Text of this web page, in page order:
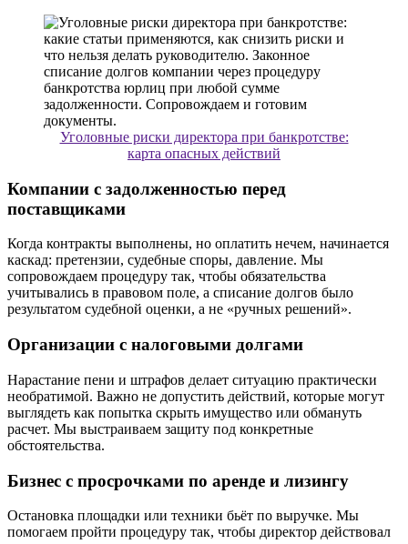
Уголовные риски директора при банкротстве:
карта опасных действий
Компании с задолженностью перед
поставщиками
Когда контракты выполнены, но оплатить нечем, начинается
каскад: претензии, судебные споры, давление. Мы
сопровождаем процедуру так, чтобы обязательства
учитывались в правовом поле, а списание долгов было
результатом судебной оценки, а не «ручных решений».
Организации с налоговыми долгами
Нарастание пени и штрафов делает ситуацию практически
необратимой. Важно не допустить действий, которые могут
выглядеть как попытка скрыть имущество или обмануть
расчет. Мы выстраиваем защиту под конкретные
обстоятельства.
Бизнес с просрочками по аренде и лизингу
Остановка площадки или техники бьёт по выручке. Мы
помогаем пройти процедуру так, чтобы директор действовал